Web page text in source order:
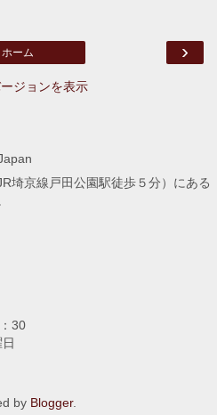
›
ホーム
ジョンを表示
埼京線戸田公園駅徒歩５分）にある
30
by Blogger.